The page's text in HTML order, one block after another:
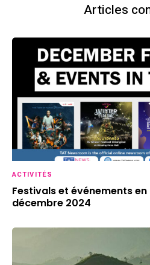
Articles
ACTIVITÉS
Festivals et événements
décembre 2024